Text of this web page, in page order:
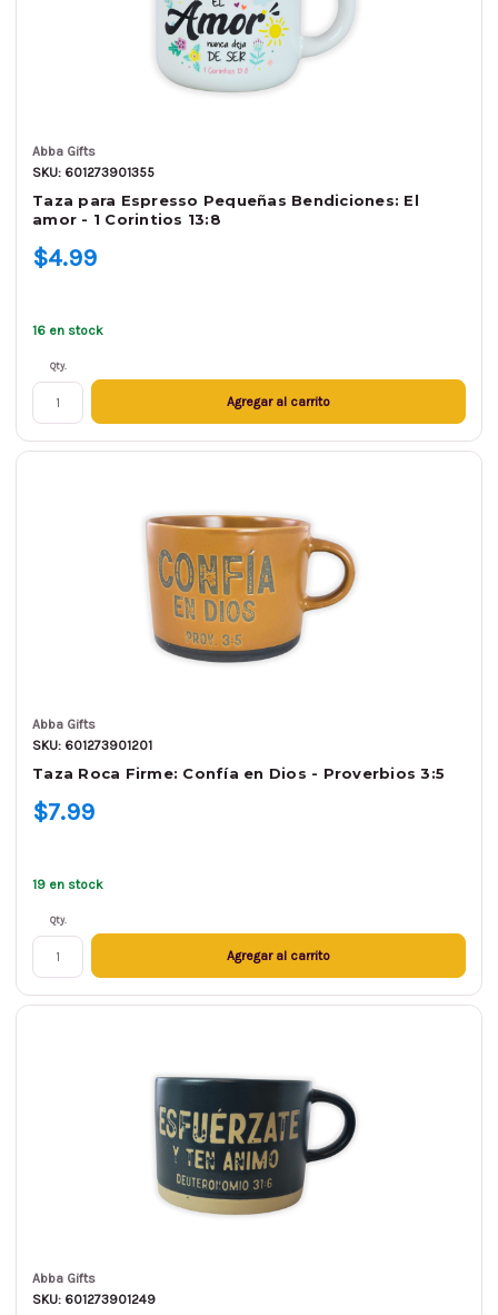
Abba Gifts
SKU: 601273901355
Taza para Espresso Pequeñas Bendiciones: El
amor - 1 Corintios 13:8
$4.99
16 en stock
Qty.
Agregar al carrito
Abba Gifts
SKU: 601273901201
Taza Roca Firme: Confía en Dios - Proverbios 3:5
$7.99
19 en stock
Qty.
Agregar al carrito
Abba Gifts
SKU: 601273901249